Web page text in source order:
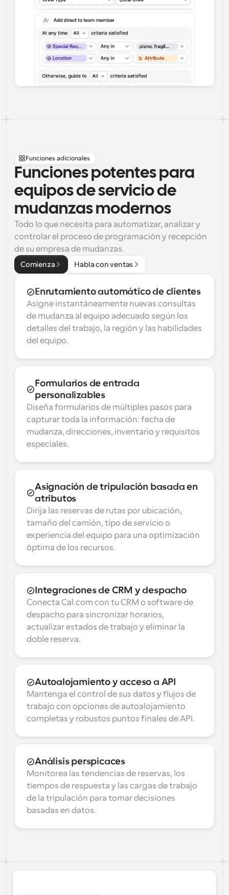
Funciones adicionales
Funciones potentes para
equipos de servicio de
mudanzas modernos
Todo lo que necesita para automatizar, analizar y
controlar el proceso de programación y recepción
de su empresa de mudanzas.
Comienza Habla con ventas
Enrutamiento automático de clientes
Asigne instantáneamente nuevas consultas
de mudanza al equipo adecuado según los
detalles del trabajo, la región y las habilidades
del equipo.
Formularios de entrada
personalizables
Diseña formularios de múltiples pasos para
capturar toda la información: fecha de
mudanza, direcciones, inventario y requisitos
especiales.
Asignación de tripulación basada en
atributos
Dirija las reservas de rutas por ubicación,
tamaño del camión, tipo de servicio o
experiencia del equipo para una optimización
óptima de los recursos.
Integraciones de CRM y despacho
Conecta Cal.com con tu CRM o software de
despacho para sincronizar horarios,
actualizar estados de trabajo y eliminar la
doble reserva.
Autoalojamiento y acceso a API
Mantenga el control de sus datos y flujos de
trabajo con opciones de autoalojamiento
completas y robustos puntos finales de API.
Análisis perspicaces
Monitorea las tendencias de reservas, los
tiempos de respuesta y las cargas de trabajo
de la tripulación para tomar decisiones
basadas en datos.